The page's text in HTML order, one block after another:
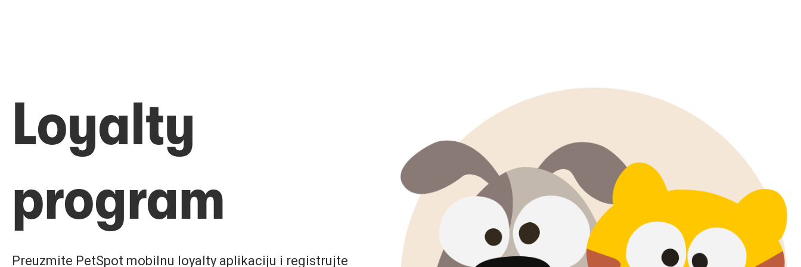
Loyalty
program
Preuzmite PetSpot mobilnu loyalty aplikaciju i registrujte